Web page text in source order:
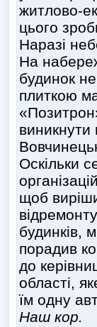
житлово-
цього
Наразі
На
будинок
плиткою
Оскільки
щоб
будинків,
порадив
до
області,
їм одну
Наш кор.